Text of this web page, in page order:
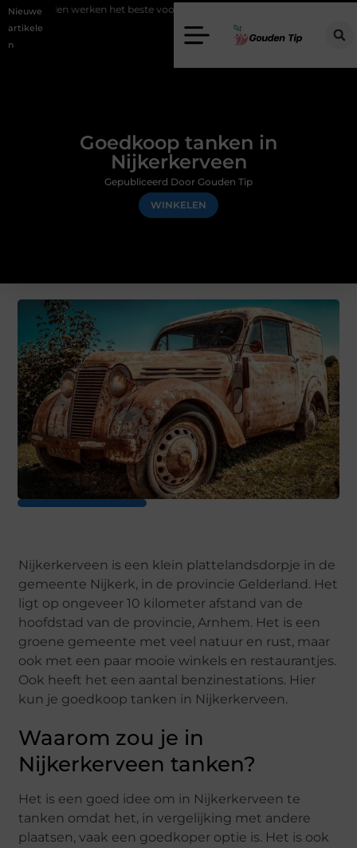
Nieuwe
artikele
n
het beste voor vastgoedmarketing?
Goedkoop tanken in
Nijkerkerveen
WINKELEN
Gepubliceerd Door Gouden Tip
Nijkerkerveen is een klein plattelandsdorpje in de
gemeente Nijkerk, in de provincie Gelderland. Het
ligt op ongeveer 10 kilometer afstand van de
hoofdstad van de provincie, Arnhem. Het is een
groene gemeente met veel natuur en rust, maar
ook met een paar mooie winkels en restaurantjes.
Ook heeft het een aantal benzinestations. Hier
kun je goedkoop tanken in Nijkerkerveen.
Waarom zou je in
Nijkerkerveen tanken?
Het is een goed idee om in Nijkerkerveen te
tanken omdat het, in vergelijking met andere
plaatsen, vaak een goedkoper optie is. Het is ook